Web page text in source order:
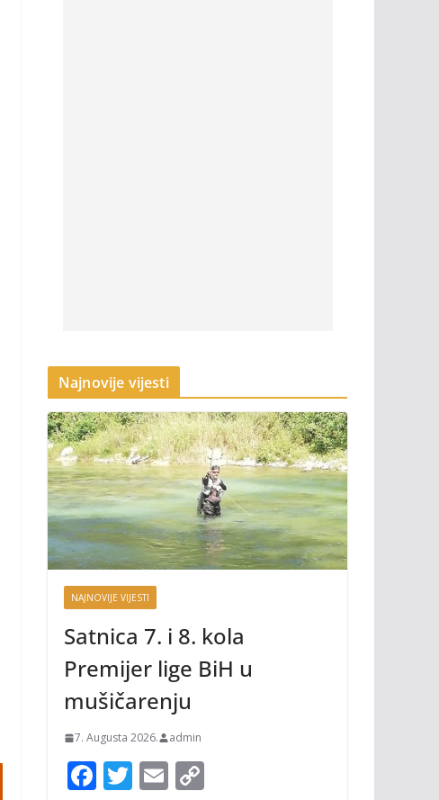
Najnovije vijesti
NAJNOVIJE VIJESTI
Satnica 7. i 8. kola
Premijer lige BiH u
mušičarenju
7. Augusta 2026. admin
F T E